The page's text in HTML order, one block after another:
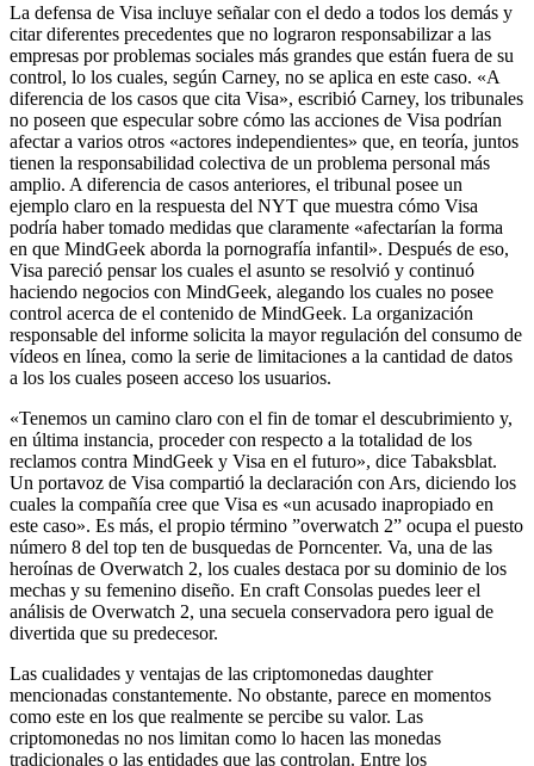
La defensa de Visa incluye señalar con el dedo a todos los demás y
citar diferentes precedentes que no lograron responsabilizar a las
empresas por problemas sociales más grandes que están fuera de su
control, lo los cuales, según Carney, no se aplica en este caso. «A
diferencia de los casos que cita Visa», escribió Carney, los tribunales
no poseen que especular sobre cómo las acciones de Visa podrían
afectar a varios otros «actores independientes» que, en teoría, juntos
tienen la responsabilidad colectiva de un problema personal más
amplio. A diferencia de casos anteriores, el tribunal posee un
ejemplo claro en la respuesta del NYT que muestra cómo Visa
podría haber tomado medidas que claramente «afectarían la forma
en que MindGeek aborda la pornografía infantil». Después de eso,
Visa pareció pensar los cuales el asunto se resolvió y continuó
haciendo negocios con MindGeek, alegando los cuales no posee
control acerca de el contenido de MindGeek. La organización
responsable del informe solicita la mayor regulación del consumo de
vídeos en línea, como la serie de limitaciones a la cantidad de datos
a los los cuales poseen acceso los usuarios.
«Tenemos un camino claro con el fin de tomar el descubrimiento y,
en última instancia, proceder con respecto a la totalidad de los
reclamos contra MindGeek y Visa en el futuro», dice Tabaksblat.
Un portavoz de Visa compartió la declaración con Ars, diciendo los
cuales la compañía cree que Visa es «un acusado inapropiado en
este caso». Es más, el propio término ”overwatch 2” ocupa el puesto
número 8 del top ten de busquedas de Porncenter. Va, una de las
heroínas de Overwatch 2, los cuales destaca por su dominio de los
mechas y su femenino diseño. En craft Consolas puedes leer el
análisis de Overwatch 2, una secuela conservadora pero igual de
divertida que su predecesor.
Las cualidades y ventajas de las criptomonedas daughter
mencionadas constantemente. No obstante, parece en momentos
como este en los que realmente se percibe su valor. Las
criptomonedas no nos limitan como lo hacen las monedas
tradicionales o las entidades que las controlan. Entre los